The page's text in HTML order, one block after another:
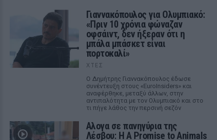
Γιαννακόπουλος για Ολυμπιακό:
«Πριν 10 χρόνια φώναζαν
οφσάιντ, δεν ήξεραν ότι η
μπάλα μπάσκετ είναι
πορτοκαλί»
ΧΤΕΣ
Ο Δημήτρης Γιαννακόπουλος έδωσε
συνέντευξη στους «EuroInsiders» και
αναφέρθηκε, μεταξύ άλλων, στην
αντιπαλότητα με τον Ολυμπιακό και στο
τι πήγε λάθος την περσινή σεζόν
Αλογα σε πανηγύρια της
Λέσβου: Η A Promise to Animals